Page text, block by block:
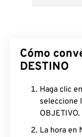
Cómo
DESTINO
Haga clic
seleccione
OBJETIVO.
La hora en